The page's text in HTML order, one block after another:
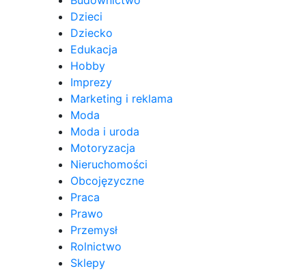
Dzieci
Dziecko
Edukacja
Hobby
Imprezy
Marketing i reklama
Moda
Moda i uroda
Motoryzacja
Nieruchomości
Obcojęzyczne
Praca
Prawo
Przemysł
Rolnictwo
Sklepy